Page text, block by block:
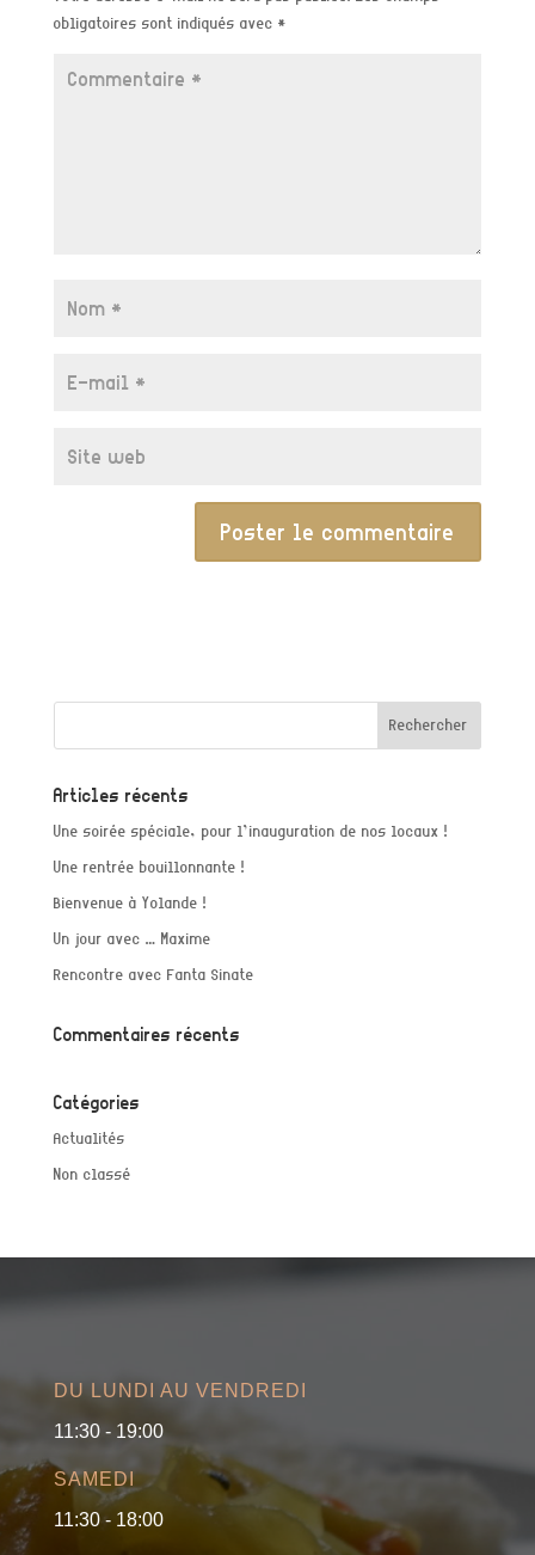
obligatoires sont indiqués avec *
Articles récents
Une soirée spéciale, pour l’inauguration de nos locaux !
Une rentrée bouillonnante !
Bienvenue à Yolande !
Un jour avec … Maxime
Rencontre avec Fanta Sinate
Commentaires récents
Catégories
Actualités
Non classé
DU LUNDI AU VENDREDI
11:30 - 19:00
SAMEDI
11:30 - 18:00